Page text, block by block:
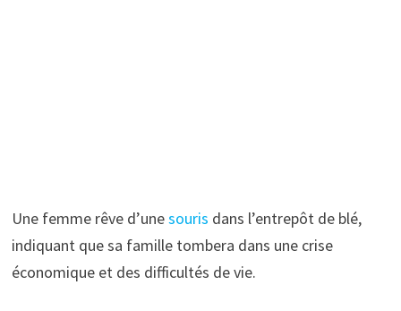
Une femme rêve d’unesouris dans l’entrepôt de blé,
indiquant que sa famille tombera dans une crise
économique et des difficultés de vie.